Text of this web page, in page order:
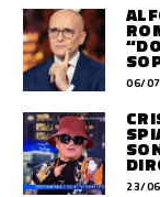
06/
23/